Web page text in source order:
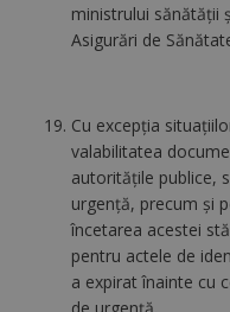
ministrului sănătăţii
Asigurări de
Cu excepția
valabilitatea
autorităţile publice,
urgenţă, precum şi
încetarea acestei
pentru actele de
a expirat înainte cu
de urgenţă.